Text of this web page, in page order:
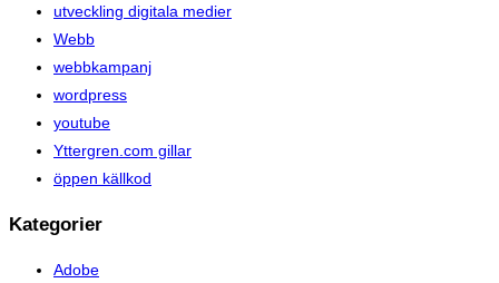
utveckling digitala medier
Webb
webbkampanj
wordpress
youtube
Yttergren.com gillar
öppen källkod
Kategorier
Adobe